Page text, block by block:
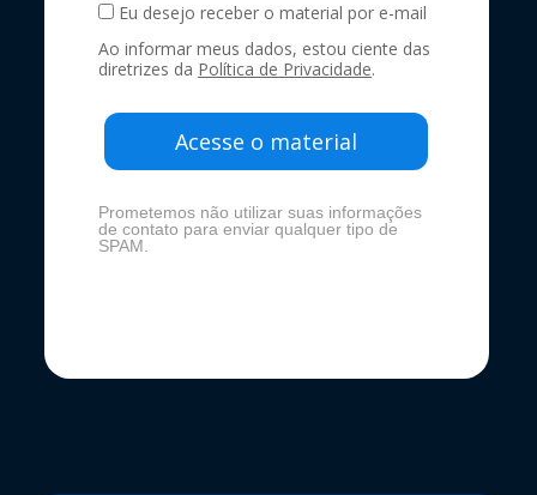
Eu desejo receber o material por e-mail
Ao informar meus dados, estou ciente das
diretrizes da Política de Privacidade.
Acesse o material
Prometemos não utilizar suas informações
de contato para enviar qualquer tipo de
SPAM.